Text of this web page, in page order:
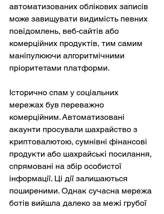
автоматизованих облікових записів
може завищувати видимість певних
повідомлень, веб-сайтів або
комерційних продуктів, тим самим
маніпулюючи алгоритмічними
пріоритетами платформи.
Історично спам у соціальних
мережах був переважно
комерційним. Автоматизовані
акаунти просували шахрайство з
криптовалютою, сумнівні фінансові
продукти або шахрайські посилання,
спрямовані на збір особистої
інформації. Ці дії залишаються
поширеними. Однак сучасна мережа
ботів вийшла далеко за межі грубої